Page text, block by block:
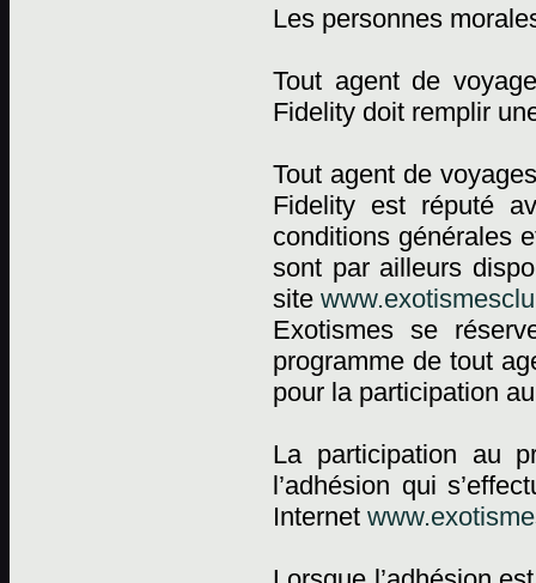
Les personnes
Tout agent de
Fidelity doit remplir
Tout agent de
Fidelity est réputé
conditions générales
sont par ailleurs
site
Exotismes se
programme de tout
pour la participation
La participation au
l’adhésion qui
Internet